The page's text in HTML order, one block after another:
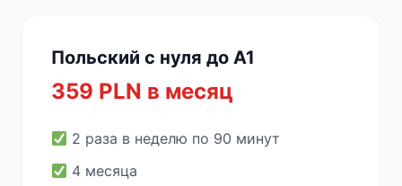
Польский с нуля до A1
359 PLN в месяц
2 раза в неделю по 90 минут
4 месяца